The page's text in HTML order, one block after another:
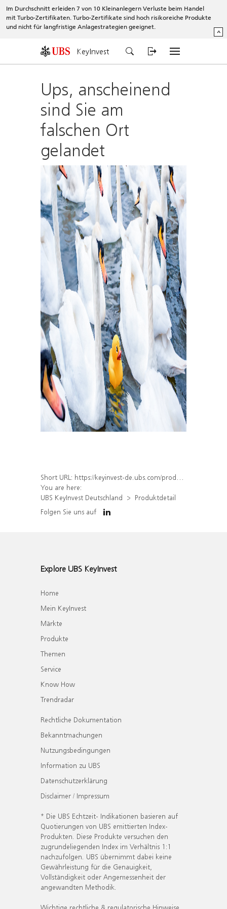
Im Durchschnitt erleiden 7 von 10 Kleinanlegern Verluste beim Handel
mit Turbo-Zertifikaten. Turbo-Zertifikate sind hoch risikoreiche Produkte
und nicht für langfristige Anlagestrategien geeignet.
^
KeyInvest
Ups, anscheinend
sind Sie am
falschen Ort
gelandet
Short URL: https://keyinvest-de.ubs.com/produkt/detail/index/isin/DE000WA639Y8
You are here:
UBS KeyInvest Deutschland
Produktdetail
Folgen Sie uns auf
Explore UBS KeyInvest
Home
Mein KeyInvest
Märkte
Produkte
Themen
Service
Know How
Trendradar
Rechtliche Dokumentation
Bekanntmachungen
Nutzungsbedingungen
Information zu UBS
Datenschutzerklärung
Disclaimer / Impressum
* Die UBS Echtzeit- Indikationen basieren auf
Quotierungen von UBS emittierten Index-
Produkten. Diese Produkte versuchen den
zugrundeliegenden Index im Verhältnis 1:1
nachzufolgen. UBS übernimmt dabei keine
Gewährleistung für die Genauigkeit,
Vollständigkeit oder Angemessenheit der
angewandten Methodik.